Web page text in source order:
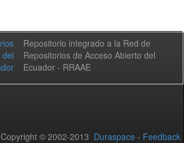
Repositorio integrado a la Red de
Repositorios de Acceso Abierto del
Ecuador - RRAAE
Copyright © 2002-2013 Duraspace - Feedback